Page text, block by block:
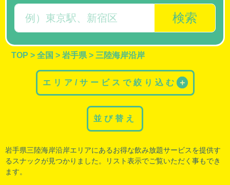
検索
TOP > 全国 > 岩手県 > 三陸海岸沿岸
エリア/サービスで絞り込む ＋
並び替え
岩手県三陸海岸沿岸エリアにあるお得な飲み放題サービスを提供す
るスナックが見つかりました。リスト表示でご覧いただく事もでき
ます。